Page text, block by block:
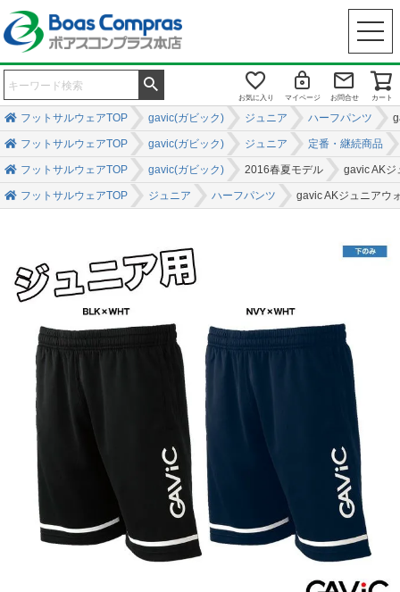
お気に入り マイページ お問合せ カート
フットサルウェアTOP gavic(ガビック) ジュニア ハーフパンツ
フットサルウェアTOP gavic(ガビック) ジュニア 定番・継続商品
フットサルウェアTOP gavic(ガビック) 2016春夏モデル gavic AKジ
フットサルウェアTOP ジュニア ハーフパンツ gavic AKジュニアウ